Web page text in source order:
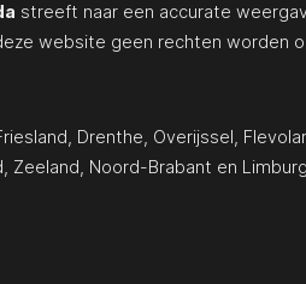
streeft naar een accurate
website geen rechten worden
Drenthe Overijssel
Zeeland Noord-Brabant en Limburg